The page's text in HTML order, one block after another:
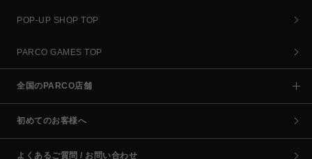
POP-UP SHOP TOP
PARCO GAMES TOP
全国のPARCO店舗
初めてのお客様へ
よくあるご質問 / お問い合わせ